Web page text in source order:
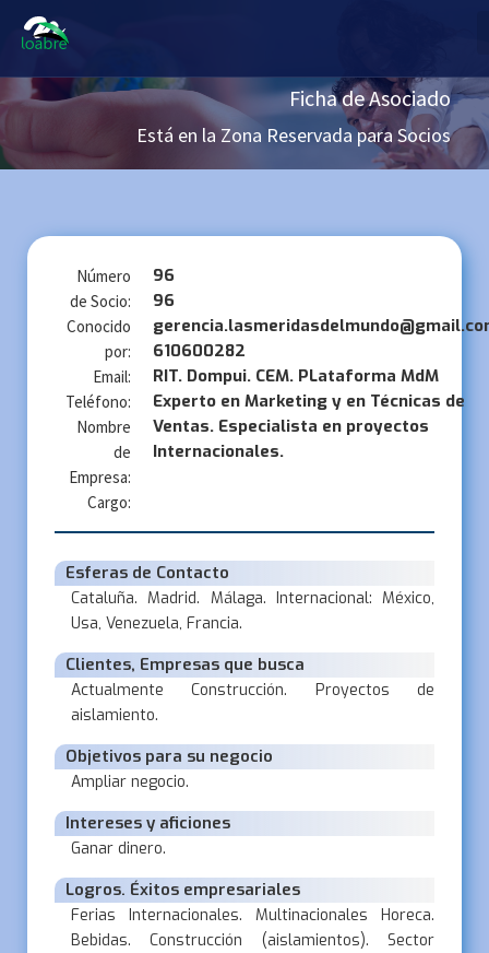
Ficha de Asociado
Está en la Zona Reservada para Socios
Número
de Socio:
Conocido
por:
Email:
Teléfono:
Nombre
de
Empresa:
Cargo:
96
96
610600282
RIT. Dompui. CEM. PLataforma MdM
Experto en Marketing y en Técnicas de
Ventas. Especialista en proyectos
Internacionales.
Esferas de Contacto
Cataluña. Madrid. Málaga. Internacional: México,
Usa, Venezuela, Francia.
Clientes, Empresas que busca
Actualmente Construcción. Proyectos de
aislamiento.
Objetivos para su negocio
Ampliar negocio.
Intereses y aficiones
Ganar dinero.
Logros. Éxitos empresariales
Ferias Internacionales. Multinacionales Horeca.
Bebidas. Construcción (aislamientos). Sector